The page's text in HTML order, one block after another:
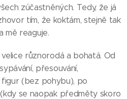
zúčastněných. Tedy, že já
tím, že koktám, stejně tak
mě reaguje.
různorodá a bohatá. Od
přesouvání,
figur (bez pohybu), po
se naopak předměty skoro